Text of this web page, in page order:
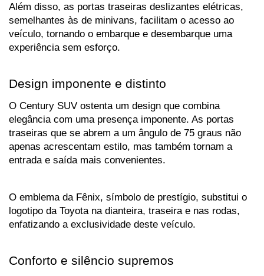
Além disso, as portas traseiras deslizantes elétricas,
semelhantes às de minivans, facilitam o acesso ao
veículo, tornando o embarque e desembarque uma
experiência sem esforço.
Design imponente e distinto
O Century SUV ostenta um design que combina
elegância com uma presença imponente. As portas
traseiras que se abrem a um ângulo de 75 graus não
apenas acrescentam estilo, mas também tornam a
entrada e saída mais convenientes.
O emblema da Fênix, símbolo de prestígio, substitui o
logotipo da Toyota na dianteira, traseira e nas rodas,
enfatizando a exclusividade deste veículo.
Conforto e silêncio supremos